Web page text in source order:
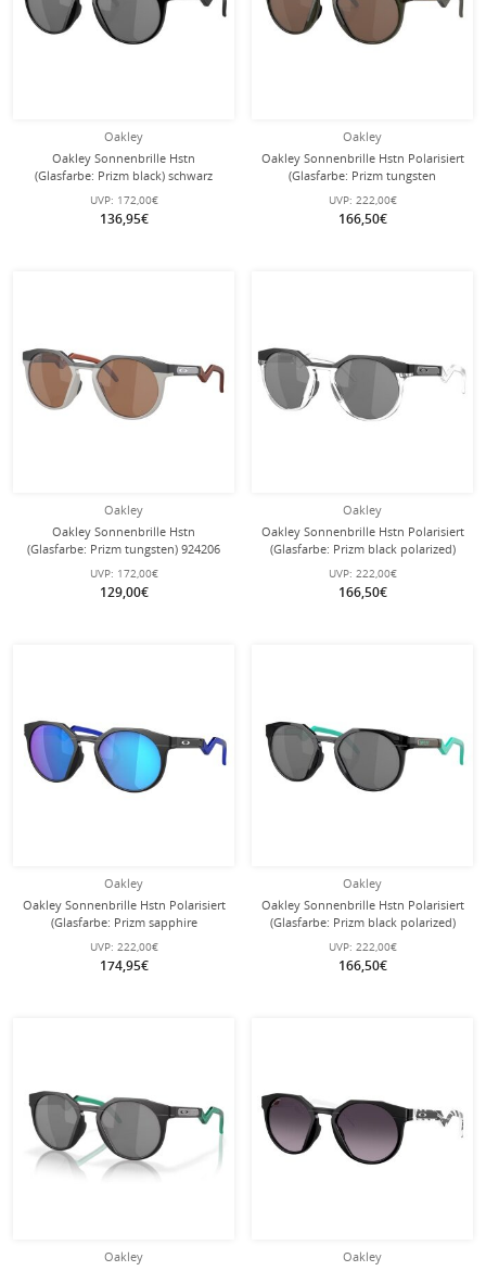
Oakley
Oakley Sonnenbrille Hstn
(Glasfarbe: Prizm black) schwarz
matt - 1 Brille
UVP: 172,00€
136,95€
Oakley
Oakley Sonnenbrille Hstn Polarisiert
(Glasfarbe: Prizm tungsten
polarized) olive ink - 1 Brille
UVP: 222,00€
166,50€
Oakley
Oakley Sonnenbrille Hstn
(Glasfarbe: Prizm tungsten) 924206
carbongrau matt - 1 Brille
UVP: 172,00€
129,00€
Oakley
Oakley Sonnenbrille Hstn Polarisiert
(Glasfarbe: Prizm black polarized)
924205 schwarz matt - 1 Brille
UVP: 222,00€
166,50€
Oakley
Oakley Sonnenbrille Hstn Polarisiert
(Glasfarbe: Prizm sapphire
polarized) 924204 schwarz matt - 1
Brille
UVP: 222,00€
174,95€
Oakley
Oakley Sonnenbrille Hstn Polarisiert
(Glasfarbe: Prizm black polarized)
schwarz ink - 1 Brille
UVP: 222,00€
166,50€
Oakley
Oakley